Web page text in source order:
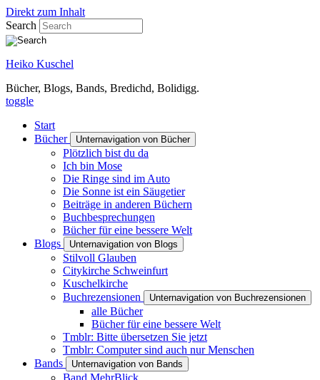
Direkt zum Inhalt
Search
Heiko Kuschel
Bücher, Blogs, Bands, Bredichd, Bolidigg.
toggle
Start
Bücher
Unternavigation von Bücher
Plötzlich bist du da
Ich bin Mose
Die Ringe sind im Auto
Die Sonne ist ein Säugetier
Beiträge in anderen Büchern
Buchbesprechungen
Bücher für eine bessere Welt
Blogs
Unternavigation von Blogs
Stilvoll Glauben
Citykirche Schweinfurt
Kuschelkirche
Buchrezensionen
Unternavigation von Buchrezensionen
alle Bücher
Bücher für eine bessere Welt
Tmblr: Bitte übersetzen Sie jetzt
Tmblr: Computer sind auch nur Menschen
Bands
Unternavigation von Bands
Band MehrBlick